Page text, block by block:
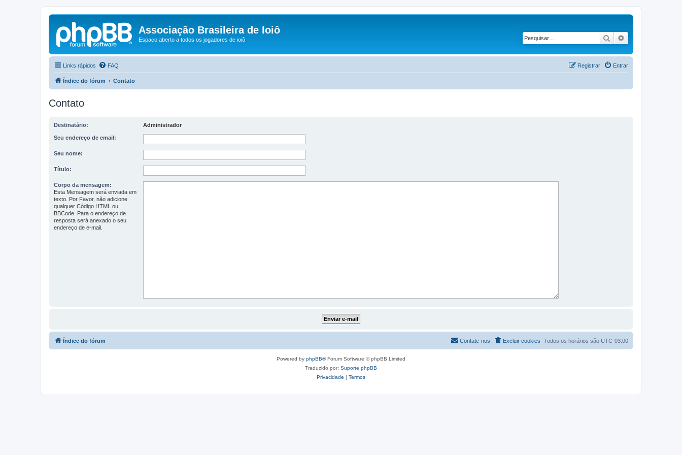
Associação Brasileira de Ioiô
Espaço aberto a todos os jogadores de ioiô Pesquisar
Links rápidos FAQ Entrar
Registrar
Índice do fórum Contato
Contato
Destinatário: Administrador
Seu endereço de email:
Seu nome:
Título:
Corpo da mensagem:
Esta Mensagem será enviada em
texto. Por Favor, não adicione
qualquer Código HTML ou
BBCode. Para o endereço de
resposta será anexado o seu
endereço de e-mail.
Índice do fórum Todos os horários são UTC-03:00
Excluir cookies
Contate-nos
Powered by phpBB® Forum Software © phpBB Limited
Traduzido por: Suporte phpBB
Privacidade | Termos